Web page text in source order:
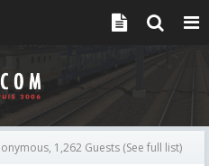
1,262 Guests (See full list)